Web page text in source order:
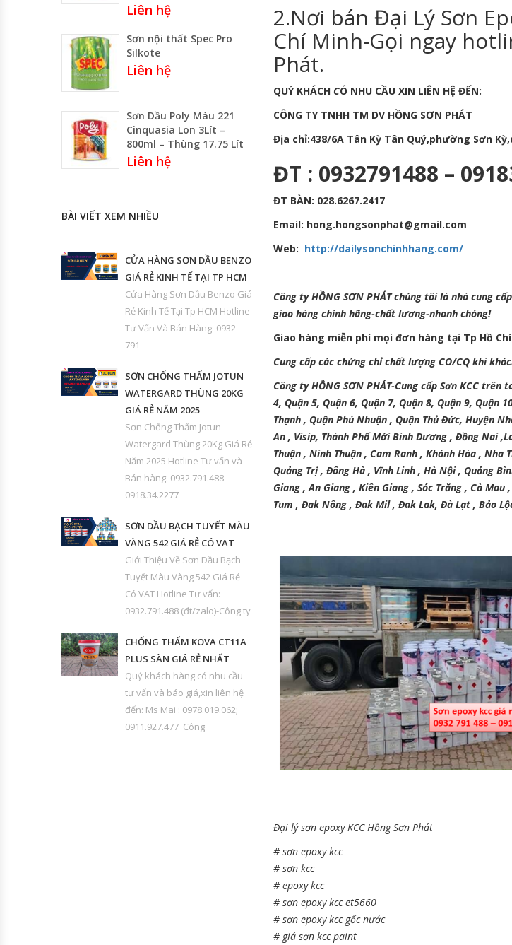
2.Nơi bán Đại Lý Sơn
Chí Minh-Gọi ngay
Phát.
QUÝ KHÁCH CÓ NHU CẦU XIN LIÊN HỆ ĐẾN:
CÔNG TY TNHH TM DV HỒNG SƠN PHÁT
Địa chỉ:438/6A Tân Kỳ Tân Quý,phường Sơn
ĐT : 0932791488 –
ĐT BÀN: 028.6267.2417
Email: hong.hongsonphat@gmail.com
Web: http://dailysonchinhhang.com/
Công ty HỒNG SƠN PHÁT chúng tôi là nhà cung
giao hàng chính hãng-chất lương-nhanh chóng!
Giao hàng miễn phí mọi đơn hàng tại Tp Hồ
Cung cấp các chứng chỉ chất lượng CO/CQ khi
Công ty HỒNG SƠN PHÁT-Cung cấp Sơn KCC
4, Quận 5, Quận 6, Quận 7, Quận 8, Quận 9, Quận
Thạnh , Quận Phú Nhuận , Quận Thủ Đức, Huyện
An , Visip, Thành Phố Mới Bình Dương , Đồng Nai
Thuận , Ninh Thuận , Cam Ranh , Khánh Hòa ,
Quảng Trị , Đông Hà , Vĩnh Linh , Hà Nội , Quảng
Giang , An Giang , Kiên Giang , Sóc Trăng , Cà
Tum , Đak Nông , Đak Mil , Đak Lak, Đà Lạt , Bảo
Đại lý sơn epoxy KCC Hồng Sơn Phát
# sơn epoxy kcc
# sơn kcc
# epoxy kcc
# sơn epoxy kcc et5660
# sơn epoxy kcc gốc nước
# giá sơn kcc paint
Liên hệ
Sơn nội thất Spec Pro
Silkote
Liên hệ
Sơn Dầu Poly Màu 221
Cinquasia Lon 3Lít –
800ml – Thùng 17.75 Lít
Liên hệ
BÀI VIẾT XEM NHIỀU
CỬA HÀNG SƠN DẦU BENZO
GIÁ RẺ KINH TẾ TẠI TP HCM
Cửa Hàng Sơn Dầu Benzo Giá
Rẻ Kinh Tế Tại Tp HCM Hotline
Tư Vấn Và Bán Hàng: 0932
791
SƠN CHỐNG THẤM JOTUN
WATERGARD THÙNG 20KG
GIÁ RẺ NĂM 2025
Sơn Chống Thấm Jotun
Watergard Thùng 20Kg Giá Rẻ
Năm 2025 Hotline Tư vấn và
Bán hàng: 0932.791.488 –
0918.34.2277
SƠN DẦU BẠCH TUYẾT MÀU
VÀNG 542 GIÁ RẺ CÓ VAT
Giới Thiệu Về Sơn Dầu Bạch
Tuyết Màu Vàng 542 Giá Rẻ
Có VAT Hotline Tư vấn:
0932.791.488 (đt/zalo)-Công ty
CHỐNG THẤM KOVA CT11A
PLUS SÀN GIÁ RẺ NHẤT
Quý khách hàng có nhu cầu
tư vấn và báo giá,xin liên hệ
đến: Ms Mai : 0978.019.062;
0911.927.477 Công